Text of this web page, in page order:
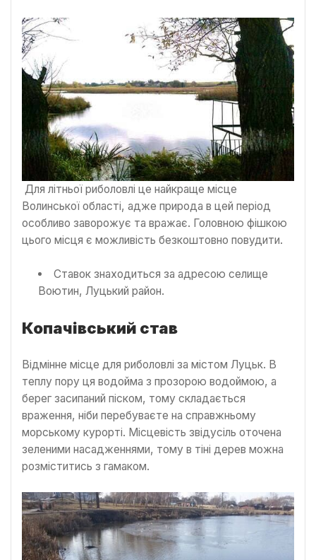
Для літньої риболовлі це найкраще місце
Волинської області, адже природа в цей період
особливо заворожує та вражає. Головною фішкою
цього місця є можливість безкоштовно повудити.
Ставок знаходиться за адресою селище
Воютин, Луцький район.
Копачівський став
Відмінне місце для риболовлі за містом Луцьк. В
теплу пору ця водойма з прозорою водоймою, а
берег засипаний піском, тому складається
враження, ніби перебуваєте на справжньому
морському курорті. Місцевість звідусіль оточена
зеленими насадженнями, тому в тіні дерев можна
розміститись з гамаком.